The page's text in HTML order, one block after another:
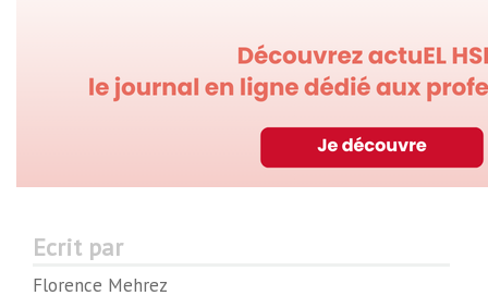
Ecrit par
Florence Mehrez